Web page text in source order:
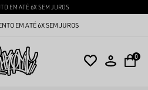
EM ATÉ 6X SEM JUROS
EM ATÉ 6X SEM JUROS
0